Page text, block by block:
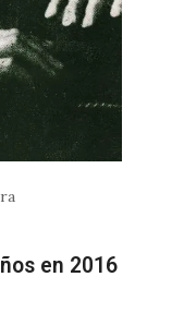
en 2016